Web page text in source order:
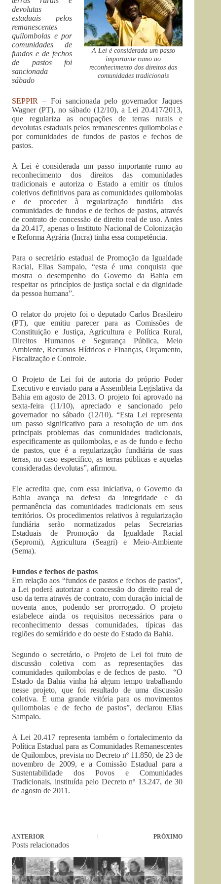
A Lei é considerada um passo
importante rumo ao
reconhecimento dos direitos das
comunidades tradicionais
devolutas
estaduais pelos
remanescentes
quilombolas e por
comunidades de
fundos e de fechos
de pastos foi
sancionada
sábado
SEPPIR
– Foi sancionada pelo governador Jaques
Wagner (PT), no sábado (12/10), a Lei 20.417/2013,
que regulariza as ocupações de terras rurais e
devolutas estaduais pelos remanescentes quilombolas e
por comunidades de fundos de pastos e fechos de
pastos.
A Lei é considerada um passo importante rumo ao
reconhecimento dos direitos das comunidades
tradicionais e autoriza o Estado a emitir os títulos
coletivos definitivos para as comunidades quilombolas
e de proceder à regularização fundiária das
comunidades de fundos e de fechos de pastos, através
de contrato de concessão de direito real de uso. Antes
da 20.417, apenas o Instituto Nacional de Colonização
e Reforma Agrária (Incra) tinha essa competência.
Para o secretário estadual de Promoção da Igualdade
Racial, Elias Sampaio, “esta é uma conquista que
mostra o desempenho do Governo da Bahia em
respeitar os princípios de justiça social e da dignidade
da pessoa humana”.
O relator do projeto foi o deputado Carlos Brasileiro
(PT), que emitiu parecer para as Comissões de
Constituição e Justiça, Agricultura e Política Rural,
Direitos Humanos e Segurança Pública, Meio
Ambiente, Recursos Hídricos e Finanças, Orçamento,
Fiscalização e Controle.
O Projeto de Lei foi de autoria do próprio Poder
Executivo e enviado para a Assembleia Legislativa da
Bahia em agosto de 2013. O projeto foi aprovado na
sexta-feira (11/10), apreciado e sancionado pelo
governador no sábado (12/10). “Esta Lei representa
um passo significativo para a resolução de um dos
principais problemas das comunidades tradicionais,
especificamente as quilombolas, e as de fundo e fecho
de pastos, que é a regularização fundiária de suas
terras, no caso específico, as terras públicas e aquelas
consideradas devolutas”, afirmou.
Ele acredita que, com essa iniciativa, o Governo da
Bahia avança na defesa da integridade e da
permanência das comunidades tradicionais em seus
territórios. Os procedimentos relativos à regularização
fundiária serão normatizados pelas Secretarias
Estaduais de Promoção da Igualdade Racial
(Sepromi), Agricultura (Seagri) e Meio-Ambiente
(Sema).
Fundos e fechos de pastos
Em relação aos “fundos de pastos e fechos de pastos”,
a Lei poderá autorizar a concessão do direito real de
uso da terra através de contrato, com duração inicial de
noventa anos, podendo ser prorrogado. O projeto
estabelece ainda os requisitos necessários para o
reconhecimento dessas comunidades, típicas das
regiões do semiárido e do oeste do Estado da Bahia.
Segundo o secretário, o Projeto de Lei foi fruto de
discussão coletiva com as representações das
comunidades quilombolas e de fechos de pasto. “O
Estado da Bahia vinha há algum tempo trabalhando
nesse projeto, que foi resultado de uma discussão
coletiva. É uma grande vitória para os movimentos
quilombolas e de fecho de pastos”, declarou Elias
Sampaio.
A Lei 20.417 representa também o fortalecimento da
Política Estadual para as Comunidades Remanescentes
de Quilombos, prevista no Decreto nº 11.850, de 23 de
novembro de 2009, e a Comissão Estadual para a
Sustentabilidade dos Povos e Comunidades
Tradicionais, instituída pelo Decreto nº 13.247, de 30
de agosto de 2011.
ANTERIOR PRÓXIMO
Posts relacionados